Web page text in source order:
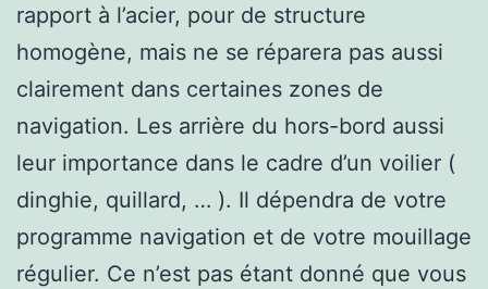
rapport à l’acier, pour de structure
homogène, mais ne se réparera pas aussi
clairement dans certaines zones de
navigation. Les arrière du hors-bord aussi
leur importance dans le cadre d’un voilier (
dinghie, quillard, … ). Il dépendra de votre
programme navigation et de votre mouillage
régulier. Ce n’est pas étant donné que vous